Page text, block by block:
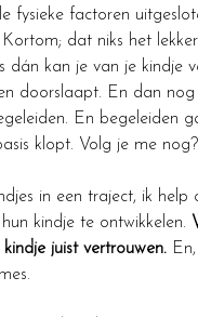
fysieke factoren
dat niks het
dán kan je van je kindje
doorslaapt. En dan nog
En begeleiden
klopt. Volg je me nog?
in een traject, ik help
kindje te ontwikkelen.
juist vertrouwen.